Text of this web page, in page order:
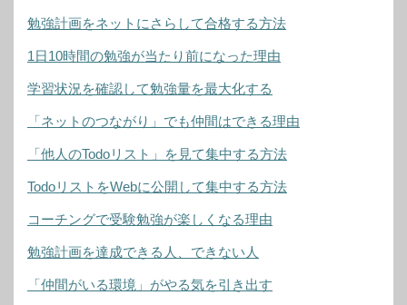
勉強計画をネットにさらして合格する方法
1日10時間の勉強が当たり前になった理由
学習状況を確認して勉強量を最大化する
「ネットのつながり」でも仲間はできる理由
「他人のTodoリスト」を見て集中する方法
TodoリストをWebに公開して集中する方法
コーチングで受験勉強が楽しくなる理由
勉強計画を達成できる人、できない人
「仲間がいる環境」がやる気を引き出す